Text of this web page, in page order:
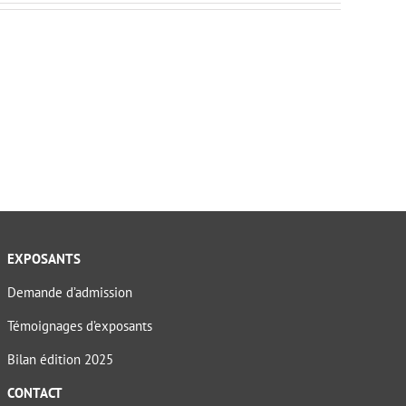
EXPOSANTS
Demande d’admission
Témoignages d’exposants
Bilan édition 2025
CONTACT